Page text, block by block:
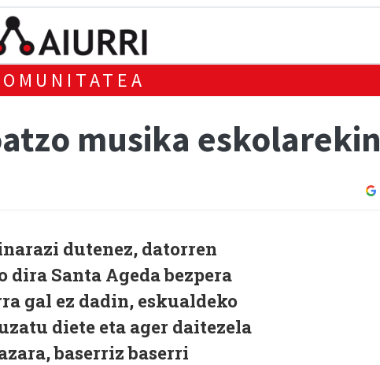
musika eskolarekin
dutenez, datorren
Santa Ageda bezpera
gal ez dadin, eskualdeko
diete eta ager daitezela
baserriz baserri